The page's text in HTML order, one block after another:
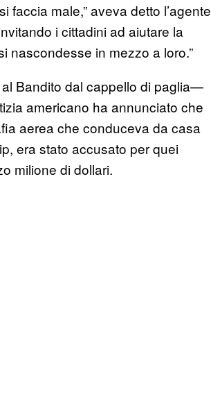
male,” aveva detto l’agente
i cittadini ad aiutare la
nascondesse in mezzo a loro.”
al Bandito dal cappello di paglia—
americano ha annunciato che
aerea che conduceva da casa
era stato accusato per quei
milione di dollari.